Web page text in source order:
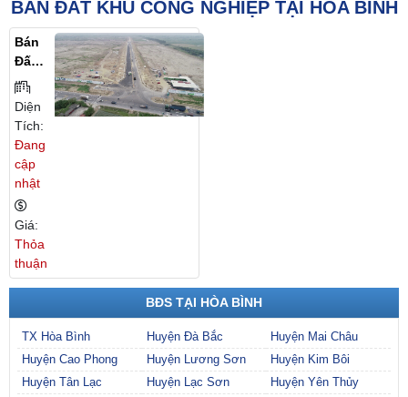
BÁN ĐẤT KHU CÔNG NGHIỆP TẠI HÒA BÌNH
Bán
Đất
Khu
Côn
G
Nghi
Ệp
Tại
Bình
Diện
Tích:
Đang
cập
nhật
Giá:
Thỏa
thuận
BĐS TẠI HÒA BÌNH
TX Hòa Bình Huyện Đà Bắc
Huyện Mai Châu
Huyện Cao Phong
Huyện Lương Sơn
Huyện Kim Bôi
Huyện Tân Lạc
Huyện Lạc Sơn
Huyện Yên Thủy